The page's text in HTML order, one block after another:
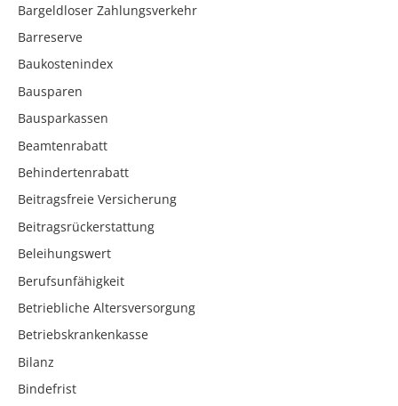
Bargeldloser Zahlungsverkehr
Barreserve
Baukostenindex
Bausparen
Bausparkassen
Beamtenrabatt
Behindertenrabatt
Beitragsfreie Versicherung
Beitragsrückerstattung
Beleihungswert
Berufsunfähigkeit
Betriebliche Altersversorgung
Betriebskrankenkasse
Bilanz
Bindefrist